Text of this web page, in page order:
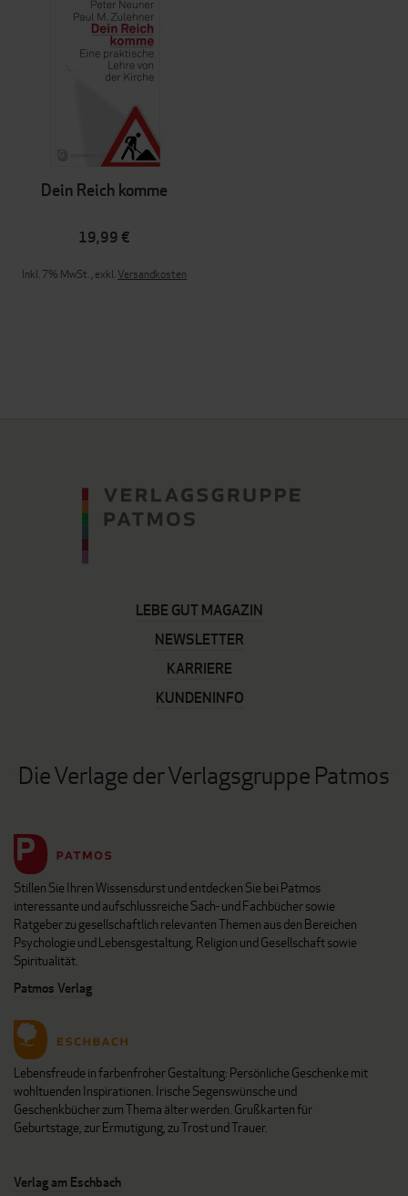
Dein Reich komme
19,99 €
Inkl. 7% MwSt.,exkl.Versandkosten
LEBE GUT MAGAZIN
NEWSLETTER
KARRIERE
KUNDENINFO
Die Verlage der Verlagsgruppe Patmos
Stillen Sie Ihren Wissensdurst und entdecken Sie bei Patmos
interessante und aufschlussreiche Sach- und Fachbücher sowie
Ratgeber zu gesellschaftlich relevanten Themen aus den Bereichen
Psychologie und Lebensgestaltung, Religion und Gesellschaft sowie
Spiritualität.
Patmos Verlag
Lebensfreude in farbenfroher Gestaltung: Persönliche Geschenke mit
wohltuenden Inspirationen. Irische Segenswünsche und
Geschenkbücher zum Thema älter werden. Grußkarten für
Geburtstage, zur Ermutigung, zu Trost und Trauer.
Verlag am Eschbach